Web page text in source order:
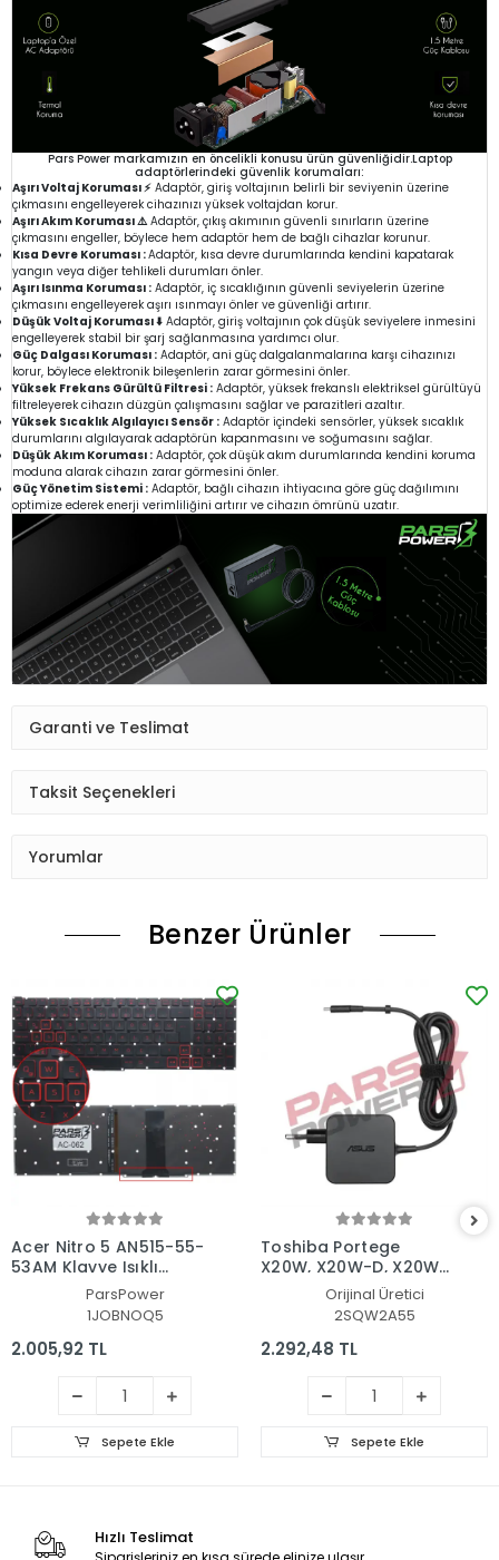
Pars Power markamızın en öncelikli konusu ürün güvenliğidir.Laptop
adaptörlerindeki güvenlik korumaları:
Aşırı Voltaj Koruması ⚡ Adaptör, giriş voltajının belirli bir seviyenin üzerine
çıkmasını engelleyerek cihazınızı yüksek voltajdan korur.
Aşırı Akım Koruması ⚠️Adaptör, çıkış akımının güvenli sınırların üzerine
çıkmasını engeller, böylece hem adaptör hem de bağlı cihazlar korunur.
Kısa Devre Koruması :Adaptör, kısa devre durumlarında kendini kapatarak
yangın veya diğer tehlikeli durumları önler.
Aşırı Isınma Koruması : Adaptör, iç sıcaklığının güvenli seviyelerin üzerine
çıkmasını engelleyerek aşırı ısınmayı önler ve güvenliği artırır.
Düşük Voltaj Koruması ⬇️ Adaptör, giriş voltajının çok düşük seviyelere inmesini
engelleyerek stabil bir şarj sağlanmasına yardımcı olur.
Güç Dalgası Koruması : Adaptör, ani güç dalgalanmalarına karşı cihazınızı
korur, böylece elektronik bileşenlerin zarar görmesini önler.
Yüksek Frekans Gürültü Filtresi : Adaptör, yüksek frekanslı elektriksel gürültüyü
filtreleyerek cihazın düzgün çalışmasını sağlar ve parazitleri azaltır.
Yüksek Sıcaklık Algılayıcı Sensör : Adaptör içindeki sensörler, yüksek sıcaklık
durumlarını algılayarak adaptörün kapanmasını ve soğumasını sağlar.
Düşük Akım Koruması : Adaptör, çok düşük akım durumlarında kendini koruma
moduna alarak cihazın zarar görmesini önler.
Güç Yönetim Sistemi : Adaptör, bağlı cihazın ihtiyacına göre güç dağılımını
optimize ederek enerji verimliliğini artırır ve cihazın ömrünü uzatır.
Garanti ve Teslimat
Taksit Seçenekleri
Yorumlar
Benzer Ürünler
Acer Nitro 5 AN515-55-
53AM Klavye Işıklı
(Siyah TR)ParsPower
1JOBNOQ5
2.005,92 TL
Sepete Ekle
Toshiba Portege
X20W, X20W-D, X20W-
E Adaptör Şarj Aleti-
Orijinal Üretici
2SQW2A55
2.292,48 TL
Sepete Ekle
Hızlı Teslimat